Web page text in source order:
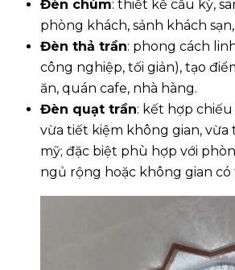
Đèn chùm: thiết kế cầu kỳ,
phòng khách, sảnh khách
Đèn thả trần: phong cách
công nghiệp, tối giản), tạo
ăn, quán cafe, nhà hàng.
Đèn quạt trần: kết hợp chiếu
vừa tiết kiệm không gian, vừa
mỹ; đặc biệt phù hợp với
ngủ rộng hoặc không gian có